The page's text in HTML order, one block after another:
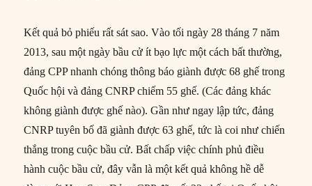
Kết quả bỏ phiếu rất sát sao. Vào tối ngày 28 tháng 7 năm
2013, sau một ngày bầu cử ít bạo lực một cách bất thường,
đảng CPP nhanh chóng thông báo giành được 68 ghế trong
Quốc hội và đảng CNRP chiếm 55 ghế. (Các đảng khác
không giành được ghế nào). Gần như ngay lập tức, đảng
CNRP tuyên bố đã giành được 63 ghế, tức là coi như chiến
thắng trong cuộc bầu cử. Bất chấp việc chính phủ điều
hành cuộc bầu cử, đây vẫn là một kết quả không hề dễ